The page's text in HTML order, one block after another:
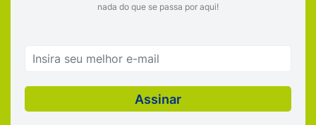
nada do que se passa por aqui!